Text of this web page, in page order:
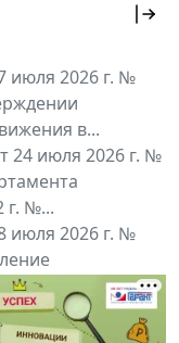
июля 2026 г. №
в...
24 июля 2026 г. №
г. №...
июля 2026 г. №
ПП"
Мой регион ...